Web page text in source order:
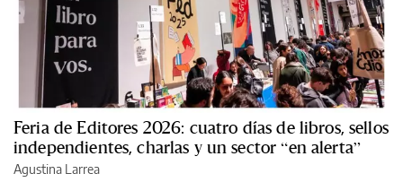
Feria de Editores 2026: cuatro días de libros, sellos
independientes, charlas y un sector “en alerta”
Agustina Larrea